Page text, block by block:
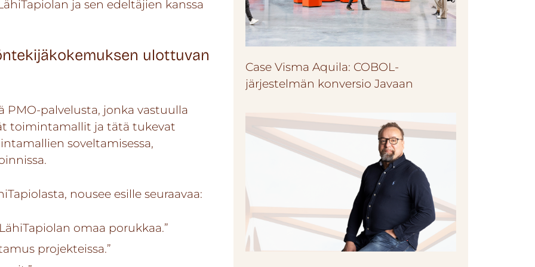
ja sen edeltäjien kanssa
ulottuvan
PMO-palvelusta, jonka vastuulla
toimintamallit ja tätä tukevat
soveltamisessa,
nousee esille seuraavaa:
omaa porukkaa.”
projekteissa.”
Case Visma Aquila: COBOL-
järjestelmän konversio Javaan